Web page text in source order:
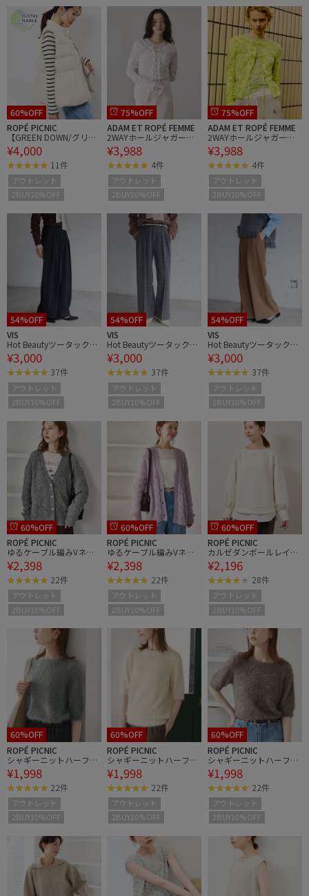
60%OFF
ROPÉ PICNIC
【GREEN DOWN/グリー
ンダウン】ペプラムダウ
ンベスト
¥4,000
11件
アウトレット
2BUY10%OFF
75%OFF
ADAM ET ROPÉ FEMME
2WAYホールジャガード
トップス
¥3,988
4件
アウトレット
2BUY10%OFF
75%OFF
ADAM ET ROPÉ FEMME
2WAYホールジャガード
トップス
¥3,988
4件
アウトレット
2BUY10%OFF
54%OFF
VIS
Hot Beautyツータックワ
イドパンツ/イージーケ
ア
¥3,000
37件
アウトレット
2BUY10%OFF
54%OFF
VIS
Hot Beautyツータックワ
イドパンツ/イージーケ
ア
¥3,000
37件
アウトレット
2BUY10%OFF
54%OFF
VIS
Hot Beautyツータックワ
イドパンツ/イージーケ
ア
¥3,000
37件
アウトレット
2BUY10%OFF
60%OFF
ROPÉ PICNIC
ゆるケーブル編みVネッ
クニットカーディガン
¥2,398
22件
アウトレット
2BUY10%OFF
60%OFF
ROPÉ PICNIC
ゆるケーブル編みVネッ
クニットカーディガン
¥2,398
22件
アウトレット
2BUY10%OFF
60%OFF
ROPÉ PICNIC
カルゼダンボールレイヤ
ードプルオーバー
¥2,196
28件
アウトレット
2BUY10%OFF
60%OFF
ROPÉ PICNIC
シャギーニットハーフス
リーブプルオーバー
¥1,998
22件
アウトレット
2BUY10%OFF
60%OFF
ROPÉ PICNIC
シャギーニットハーフス
リーブプルオーバー
¥1,998
22件
アウトレット
2BUY10%OFF
60%OFF
ROPÉ PICNIC
シャギーニットハーフス
リーブプルオーバー
¥1,998
22件
アウトレット
2BUY10%OFF